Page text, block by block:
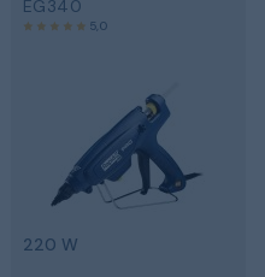
EG340
5,0
220 W